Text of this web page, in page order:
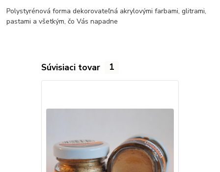
Polystyrénová forma dekorovateľná akrylovými farbami, glitrami,
pastami a všetkým, čo Vás napadne
Súvisiaci tovar 1